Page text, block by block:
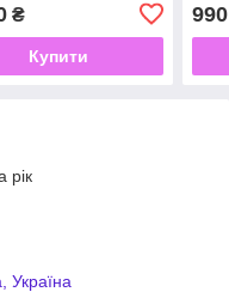
пропил 52мм
та 2 акумулятора
₴
Купити
2Ач
990
рік
Україна